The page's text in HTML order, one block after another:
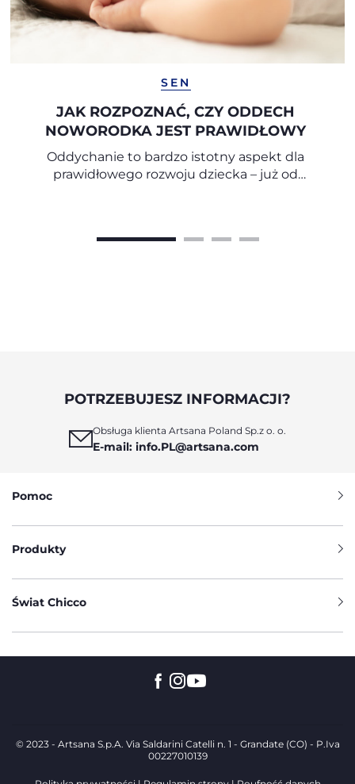
SEN
JAK ROZPOZNAĆ, CZY ODDECH
NOWORODKA JEST PRAWIDŁOWY
Oddychanie to bardzo istotny aspekt dla
prawidłowego rozwoju dziecka – już od
POTRZEBUJESZ INFORMACJI?
Obsługa klienta Artsana Poland Sp.z o. o.
E-mail: info.PL@artsana.com
Pomoc
Produkty
Świat Chicco
© 2023 - Artsana S.p.A. Via Saldarini Catelli n. 1 - Grandate (CO) - P.Iva
00227010139